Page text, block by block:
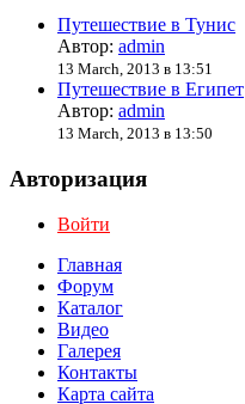
Путешествие в Тунис
Автор: admin
13 March, 2013 в 13:51
Путешествие в Египет
Автор: admin
13 March, 2013 в 13:50
Авторизация
Войти
Главная
Форум
Каталог
Видео
Галерея
Контакты
Карта сайта